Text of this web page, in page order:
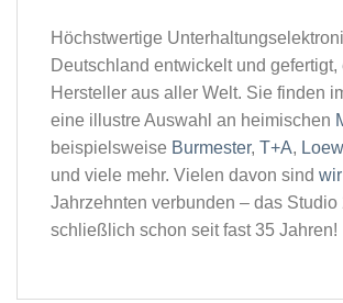
Höchstwertige
Deutschland entwickelt und gefertigt,
Hersteller aus aller Welt. Sie finden
eine illustre Auswahl an heimischen
beispielsweise Burmester, T+A,
und viele mehr. Vielen davon sind wir
Jahrzehnten verbunden – das Studio
schließlich schon seit fast 35 Jahren!